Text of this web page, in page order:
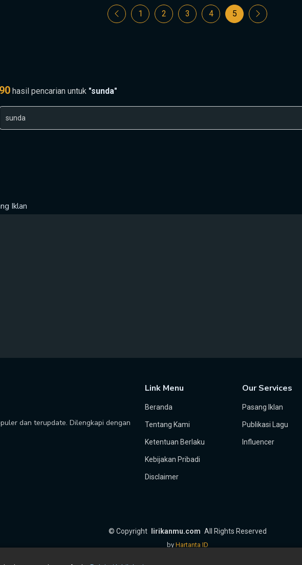
1 2 3 4 5
90 hasil pencarian untuk "sunda"
Iklan
dan terupdate. Dilengkapi dengan
Link Menu
Beranda
Tentang Kami
Ketentuan Berlaku
Kebijakan Pribadi
Disclaimer
Our Services
Pasang Iklan
Publikasi Lagu
Influencer
© Copyright lirikanmu.com All Rights Reserved
by Hartanta ID